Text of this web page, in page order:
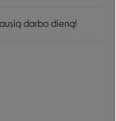
darbo dieną!